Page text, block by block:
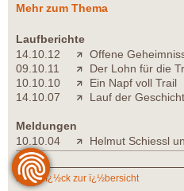
Mehr zum Thema
Laufberichte
14.10.12
Offene
09.10.11
Der Lohn für die
10.10.10
Ein Napf voll Trail
14.10.07
Lauf der
Meldungen
10.10.04
Helmut Schiessl
zurï¿½ck zur ï¿½bersicht